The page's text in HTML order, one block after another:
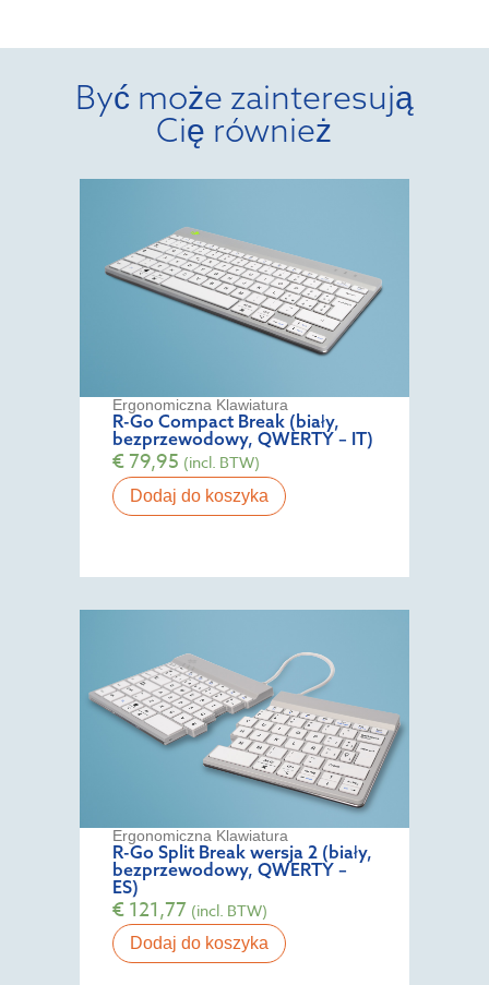
Być może zainteresują
Cię również
Ergonomiczna Klawiatura
R-Go Compact Break (biały,
bezprzewodowy, QWERTY – IT)
€79,95 (incl. BTW)
Dodaj do koszyka
Ergonomiczna Klawiatura
R-Go Split Break wersja 2 (biały,
bezprzewodowy, QWERTY –
ES)
€121,77 (incl. BTW)
Dodaj do koszyka